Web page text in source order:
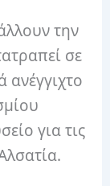
την
σε
ανέγγιχτο
για τις